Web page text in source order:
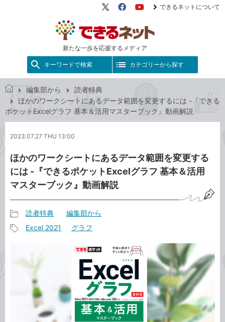
新たな一歩を応援するメディア
X（旧
FacebookYouTube
できるネットについて
キーワードで検索 カテゴリーから探す
で
き
ッ
編集部から
読者特典
ほかのワークシートにあるデータ範囲を変更するには -『できる
ポケットExcelグラフ 基本＆活用マスターブック』動画解説
2023.07.27 THU 13:00
ほかのワークシートにあるデータ範囲を変更する
には -『できるポケットExcelグラフ 基本＆活用
マスターブック』動画解説
事
テ
ゴ
読者特典 編集部から
タ
Excel 2021 グラフ